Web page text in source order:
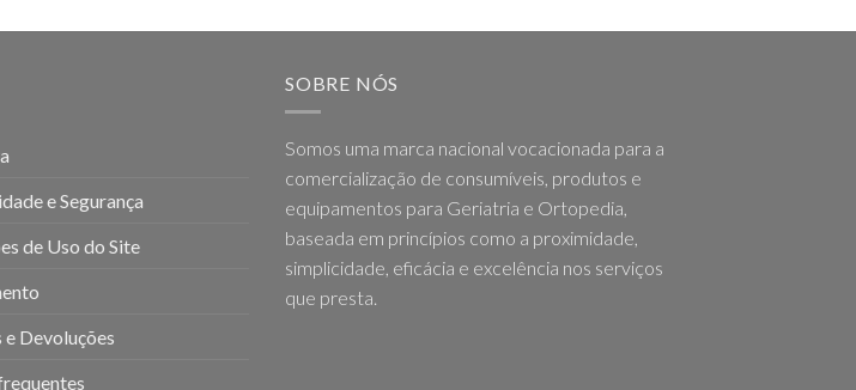
e Segurança
de Uso do Site
Devoluções
SOBRE NÓS
Somos uma marca nacional vocacionada para a
comercialização de consumíveis, produtos e
equipamentos para Geriatria e Ortopedia,
baseada em princípios como a proximidade,
simplicidade, eficácia e excelência nos serviços
que presta.